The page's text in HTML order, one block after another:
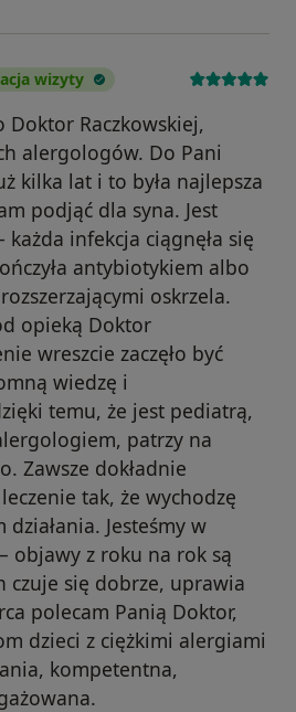
wizyty
Raczkowskiej,
alergologów. Do Pani
kilka lat i to była najlepsza
podjąć dla syna. Jest
infekcja ciągnęła się
antybiotykiem albo
oskrzela.
opieką Doktor
wreszcie zaczęło być
wiedzę i
temu, że jest pediatrą,
patrzy na
Zawsze dokładnie
tak, że wychodzę
Jesteśmy w
objawy z roku na rok są
czuje się dobrze, uprawia
polecam Panią Doktor,
dzieci z ciężkimi alergiami
kompetentna,